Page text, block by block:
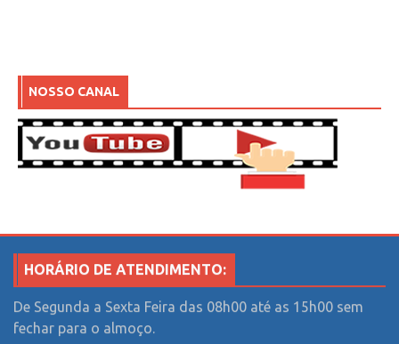
NOSSO CANAL
HORÁRIO DE ATENDIMENTO:
De Segunda a Sexta Feira das 08h00 até as 15h00 sem
fechar para o almoço.